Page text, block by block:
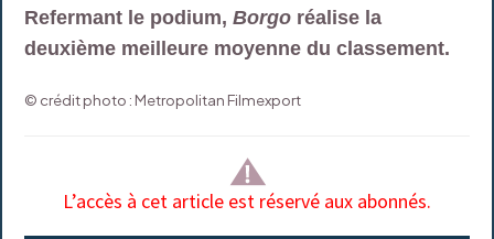
Refermant le podium,Borgo réalise la
deuxième meilleure moyenne du classement.
© crédit photo : Metropolitan Filmexport
L’accès à cet article est réservé aux abonnés.